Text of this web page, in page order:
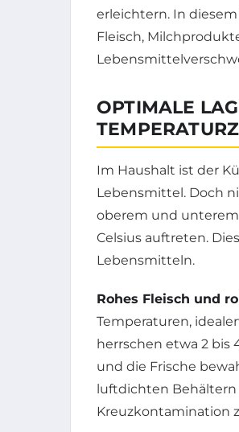
erleichtern. In diesem
Fleisch,
OPTIMALE
Im Haushalt ist der
Lebensmittel. Doch
oberem und unterem
Celsius auftreten.
Lebensmitteln.
Rohes Fleisch und
Temperaturen,
herrschen etwa 2 bis
und die Frische
luftdichten Behältern
Kreuzkontamination